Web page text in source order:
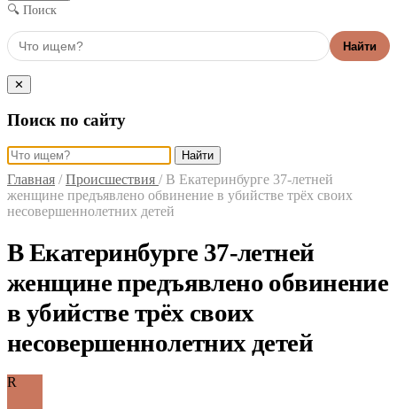
🔍 Поиск
Найти
✕
Поиск по сайту
Найти
Главная / Происшествия / В Екатеринбурге 37-летней
женщине предъявлено обвинение в убийстве трёх своих
несовершеннолетних детей
В Екатеринбурге 37-летней
женщине предъявлено обвинение
в убийстве трёх своих
несовершеннолетних детей
R